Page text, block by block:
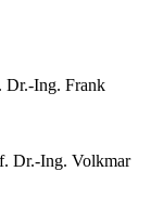
Dr.-Ing. Frank
Dr.-Ing. Volkmar